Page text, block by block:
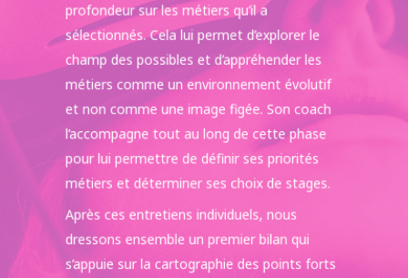
profondeur sur les métiers qu’il a
sélectionnés. Cela lui permet d’explorer le
champ des possibles et d’appréhender les
métiers comme un environnement évolutif
et non comme une image figée. Son coach
l’accompagne tout au long de cette phase
pour lui permettre de définir ses priorités
métiers et déterminer ses choix de stages.
Après ces entretiens individuels, nous
dressons ensemble un premier bilan qui
s’appuie sur la cartographie des points forts